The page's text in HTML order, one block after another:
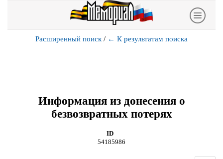
Расширенный поиск / ← К результатам поиска
Информация из донесения о
безвозвратных потерях
ID
54185986